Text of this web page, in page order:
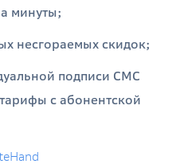
минуты;
несгораемых скидок;
подписи СМС
с абонентской